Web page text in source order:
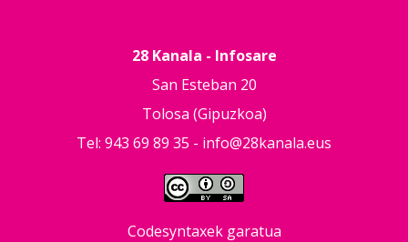
28 Kanala - Infosare
San Esteban 20
Tolosa (Gipuzkoa)
Tel: 943 69 89 35 - info@28kanala.eus
Codesyntaxek garatua